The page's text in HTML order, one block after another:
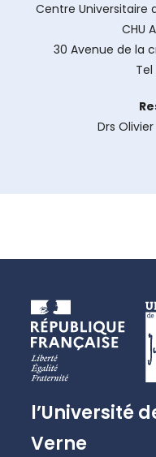
Centre Universitaire
CHU
30 Avenue de la
Tel
Drs
l’Université
Verne